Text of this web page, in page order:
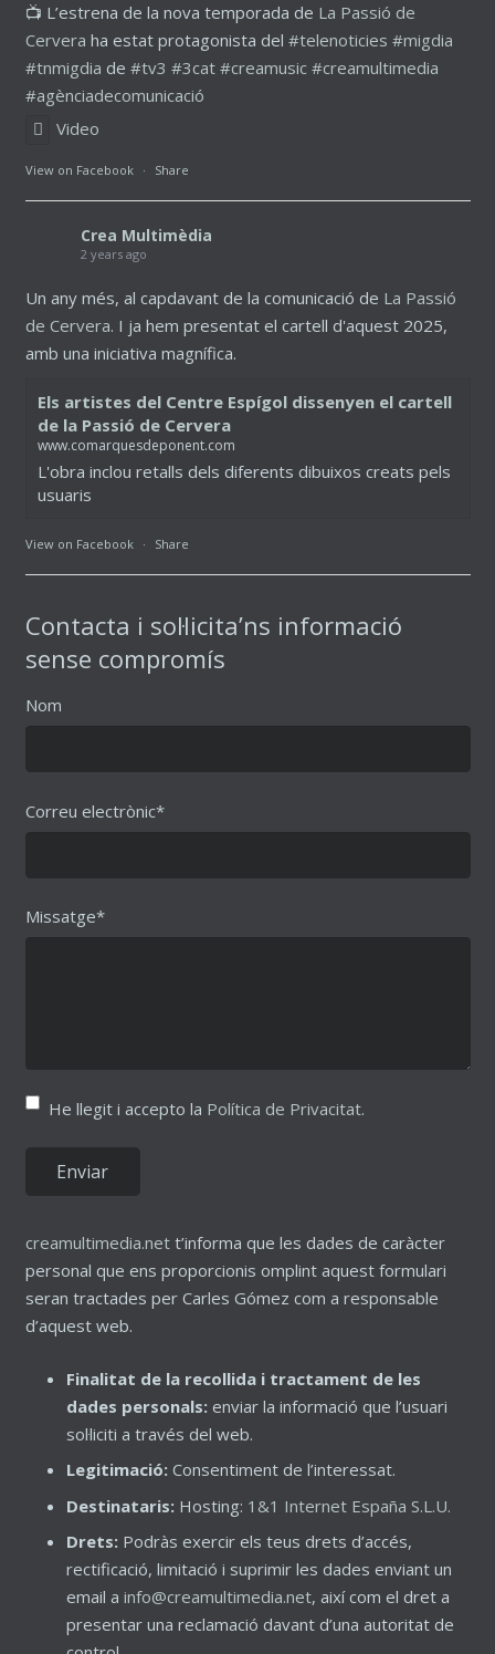
📺 L’estrena de la nova temporada de La Passió de
Cervera ha estat protagonista del #telenoticies #migdia
#tnmigdia de #tv3 #3cat #creamusic #creamultimedia
#agènciadecomunicació
Video
View on Facebook · Share
Crea Multimèdia
2 years ago
Un any més, al capdavant de la comunicació de La Passió
de Cervera. I ja hem presentat el cartell d'aquest 2025,
amb una iniciativa magnífica.
Els artistes del Centre Espígol dissenyen el cartell
de la Passió de Cervera
www.comarquesdeponent.com
L'obra inclou retalls dels diferents dibuixos creats pels
usuaris
View on Facebook · Share
Contacta i sol·licita’ns informació
sense compromís
Nom
Correu electrònic*
Missatge*
He llegit i accepto la Política de Privacitat.
creamultimedia.nett’informa que les dades de caràcter
personal que ens proporcionis omplint aquest formulari
seran tractades per Carles Gómez com a responsable
d’aquest web.
Finalitat de la recollida i tractament de les
dades personals: enviar la informació que l’usuari
sol·liciti a través del web.
Legitimació: Consentiment de l’interessat.
Destinataris: Hosting: 1&1 Internet España S.L.U.
Drets: Podràs exercir els teus drets d’accés,
rectificació, limitació i suprimir les dades enviant un
email a info@creamultimedia.net, així com el dret a
presentar una reclamació davant d’una autoritat de